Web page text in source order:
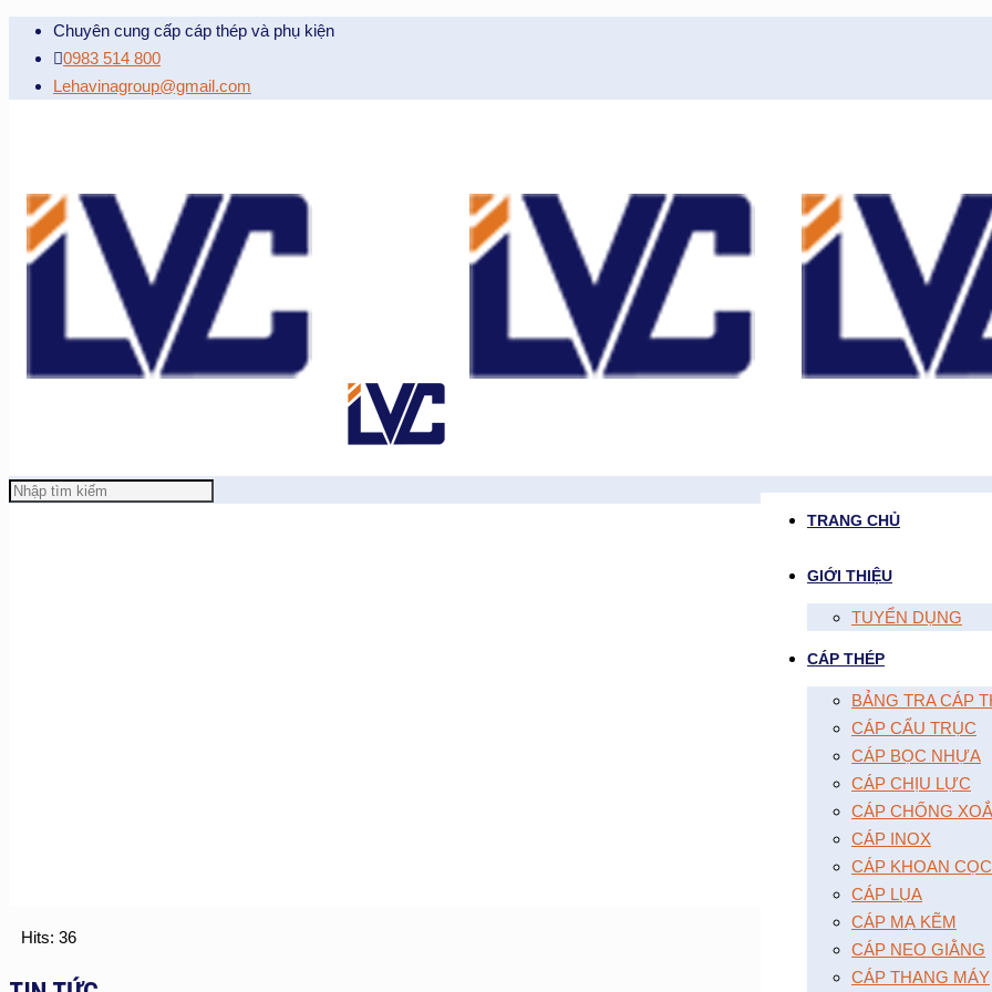
Chuyên cung cấp cáp thép và phụ kiện
0983 514 800
Lehavinagroup@gmail.com
TRANG CHỦ
GIỚI THIỆU
TUYỂN DỤNG
CÁP THÉP
BẢNG TRA CÁP
CÁP CẨU TRỤC
CÁP BỌC NHỰA
CÁP CHỊU LỰC
CÁP CHỐNG
CÁP INOX
CÁP KHOAN
CÁP LỤA
CÁP MẠ KẼM
CÁP NEO GIẰNG
CÁP THANG MÁY
Hits: 36